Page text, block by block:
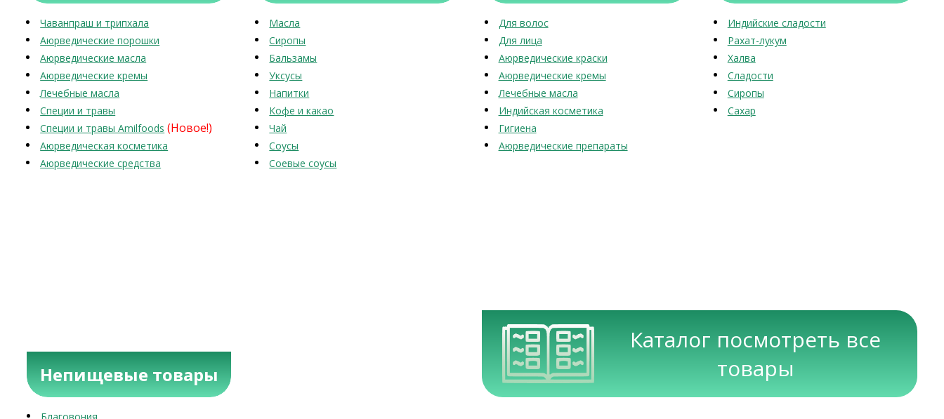
Чаванпраш и трипхала
Аюрведические порошки
Аюрведические масла
Аюрведические кремы
Лечебные масла
Специи и травы
Специи и травы Amilfoods (Новое!)
Аюрведическая косметика
Аюрведические средства
Масла
Сиропы
Бальзамы
Уксусы
Напитки
Кофе и какао
Чай
Соусы
Соевые соусы
Для волос
Для лица
Аюрведические краски
Аюрведические кремы
Лечебные масла
Индийская косметика
Гигиена
Аюрведические препараты
Индийские сладости
Рахат-лукум
Халва
Сладости
Сиропы
Сахар
Непищевые товары
Каталог посмотреть все
товары